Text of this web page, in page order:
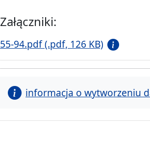
Załączniki:
55-94.pdf (.pdf, 126 KB)
informacja o wytworzeniu